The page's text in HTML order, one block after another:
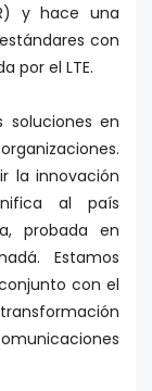
y hace una
con
por el LTE.
soluciones en
la innovación
al país
probada en
Estamos
con el